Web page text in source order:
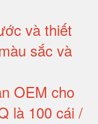
và thiết
sắc và
OEM cho
là 100 cái /